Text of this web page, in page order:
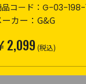
品コード：G-03-198-
ーカー：G&G
2,099 (税込)